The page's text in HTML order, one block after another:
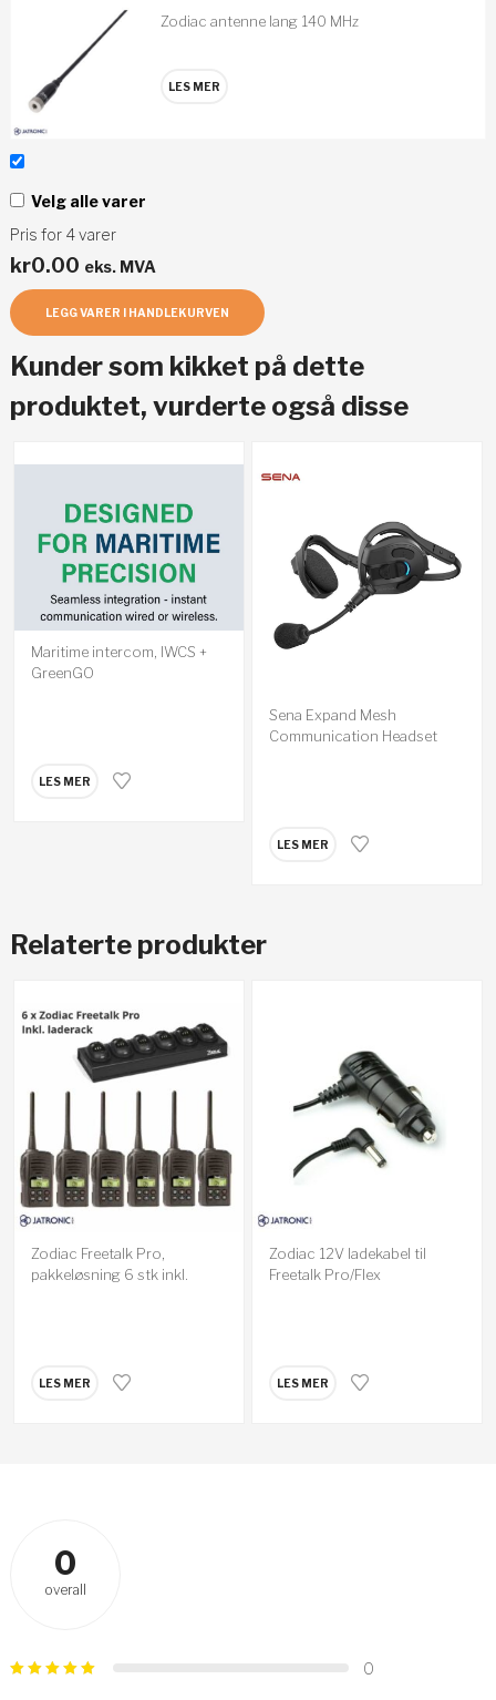
Zodiac antenne lang 140 MHz
LES MER
Velg alle varer
Pris for 4varer
kr0.00 eks. MVA
LEGG VARER I HANDLEKURVEN
Kunder som kikket på dette
produktet, vurderte også disse
Maritime intercom, IWCS +
GreenGO
LES MER
Sena Expand Mesh
Communication Headset
LES MER
Relaterte produkter
Zodiac Freetalk Pro,
pakkeløsning 6 stk inkl.
LES MER
Zodiac 12V ladekabel til
Freetalk Pro/Flex
LES MER
0
overall
0